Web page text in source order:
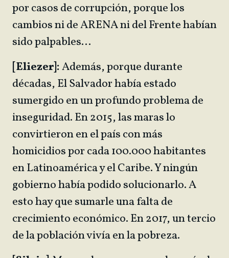
por casos de corrupción, porque los
cambios ni de ARENA ni del Frente habían
sido palpables…
[Eliezer]:Además, porque durante
décadas, El Salvador había estado
sumergido en un profundo problema de
inseguridad. En 2015, las maras lo
convirtieron en el país con más
homicidios por cada 100.000 habitantes
en Latinoamérica y el Caribe. Y ningún
gobierno había podido solucionarlo. A
esto hay que sumarle una falta de
crecimiento económico. En 2017, un tercio
de la población vivía en la pobreza.